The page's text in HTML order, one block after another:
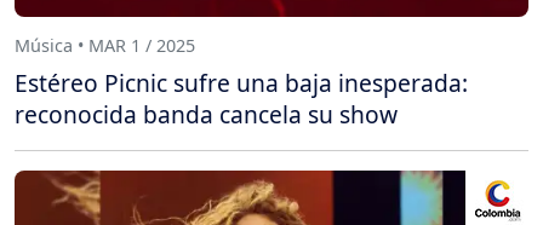
Música • MAR 1 / 2025
Estéreo Picnic sufre una baja inesperada:
reconocida banda cancela su show